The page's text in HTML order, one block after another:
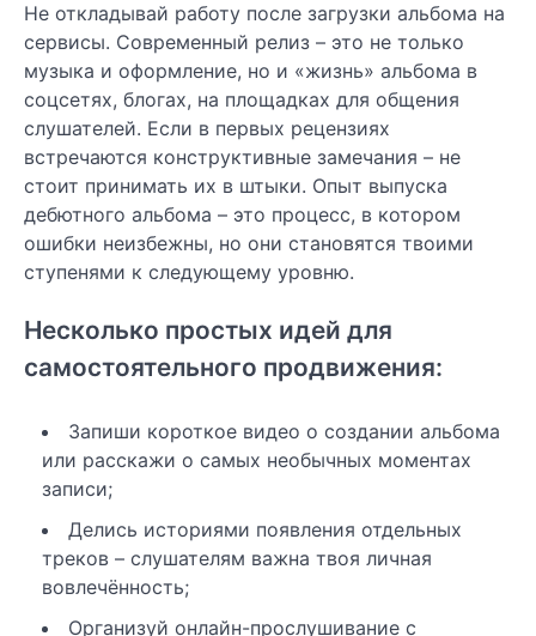
Не откладывай работу после загрузки альбома на
сервисы. Современный релиз – это не только
музыка и оформление, но и «жизнь» альбома в
соцсетях, блогах, на площадках для общения
слушателей. Если в первых рецензиях
встречаются конструктивные замечания – не
стоит принимать их в штыки. Опыт выпуска
дебютного альбома – это процесс, в котором
ошибки неизбежны, но они становятся твоими
ступенями к следующему уровню.
Несколько простых идей для
самостоятельного продвижения:
Запиши короткое видео о создании альбома
или расскажи о самых необычных моментах
записи;
Делись историями появления отдельных
треков – слушателям важна твоя личная
вовлечённость;
Организуй онлайн-прослушивание с